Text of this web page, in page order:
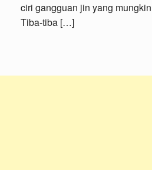
ciri gangguan jin yang
Tiba-tiba […]